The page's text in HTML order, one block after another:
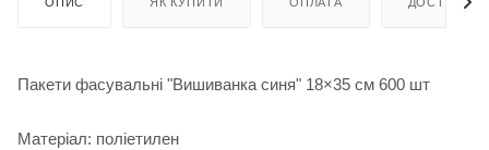
Пакети фасувальні "Вишиванка синя" 18×35 см 600 шт
Матеріал: поліетилен